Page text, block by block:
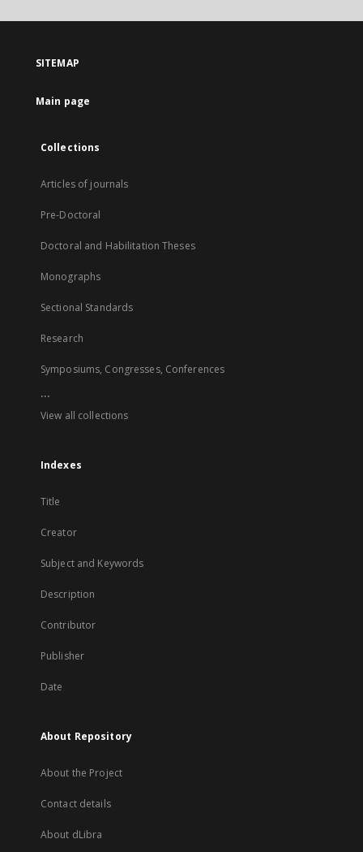
SITEMAP
Main page
Collections
Articles of journals
Pre-Doctoral
Doctoral and Habilitation Theses
Monographs
Sectional Standards
Research
Symposiums, Congresses, Conferences
...
View all collections
Indexes
Title
Creator
Subject and Keywords
Description
Contributor
Publisher
Date
About Repository
About the Project
Contact details
About dLibra